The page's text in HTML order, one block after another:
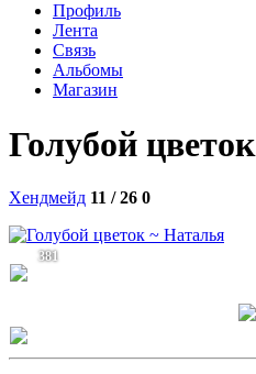
Профиль
Лента
Связь
Альбомы
Магазин
Голубой цветок
Хендмейд 11 / 26 0
381